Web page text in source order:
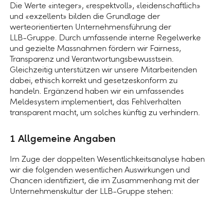
Die Werte «integer», «respektvoll», «leidenschaftlich»
und «exzellent» bilden die Grundlage der
werteorientierten Unternehmensführung der
LLB-Gruppe. Durch umfassende interne Regelwerke
und gezielte Massnahmen fördern wir Fairness,
Transparenz und Verantwortungsbewusstsein.
Gleichzeitig unterstützen wir unsere Mitarbeitenden
dabei, ethisch korrekt und gesetzeskonform zu
handeln. Ergänzend haben wir ein umfassendes
Meldesystem implementiert, das Fehlverhalten
transparent macht, um solches künftig zu verhindern.
1 Allgemeine Angaben
Im Zuge der doppelten Wesentlichkeitsanalyse haben
wir die folgenden wesentlichen Auswirkungen und
Chancen identifiziert, die im Zusammenhang mit der
Unternehmenskultur der LLB-Gruppe stehen: